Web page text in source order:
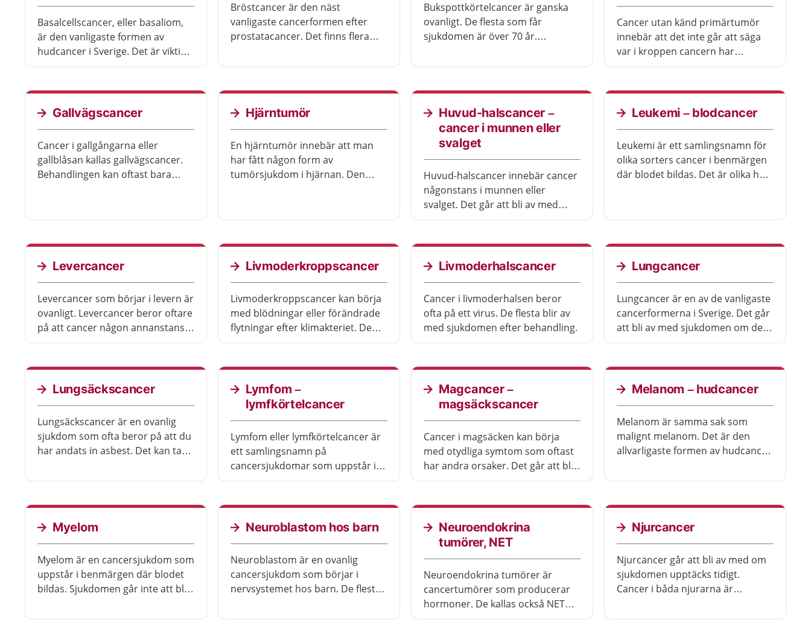
Basalcellscancer, eller basaliom,
är den vanligaste formen av
hudcancer i Sverige. Det är viktigt
livshotande.
Bröstcancer är den näst
vanligaste cancerformen efter
prostatacancer. Det finns flera
sjukdomen upptäcks tidigt.
Bukspottkörtelcancer är ganska
ovanligt. De flesta som får
sjukdomen är över 70 år.
Cancer utan känd primärtumör
innebär att det inte går att säga
var i kroppen cancern har
Gallvägscancer
Cancer i gallgångarna eller
gallblåsan kallas gallvägscancer.
Behandlingen kan oftast bara
Hjärntumör
En hjärntumör innebär att man
har fått någon form av
tumörsjukdom i hjärnan. Den
Huvud-halscancer –
cancer i munnen eller
svalget
Huvud-halscancer innebär cancer
någonstans i munnen eller
svalget. Det går att bli av med
rehabilitering.
Leukemi – blodcancer
Leukemi är ett samlingsnamn för
olika sorters cancer i benmärgen
där blodet bildas. Det är olika hur
Levercancer
Levercancer som börjar i levern är
ovanligt. Levercancer beror oftare
på att cancer någon annanstans i
skiljer sig åt.
Livmoderkroppscancer
Livmoderkroppscancer kan börja
med blödningar eller förändrade
flytningar efter klimakteriet. De
Livmoderhalscancer
Cancer i livmoderhalsen beror
ofta på ett virus. De flesta blir av
med sjukdomen efter behandling.
Lungcancer
Lungcancer är en av de vanligaste
cancerformerna i Sverige. Det går
att bli av med sjukdomen om den
Lungsäckscancer
Lungsäckscancer är en ovanlig
sjukdom som ofta beror på att du
har andats in asbest. Det kan ta
Lymfom –
lymfkörtelcancer
Lymfom eller lymfkörtelcancer är
ett samlingsnamn på
cancersjukdomar som uppstår i
lymfom, men många kan bli av
med sjukdomen.
Magcancer –
magsäckscancer
Cancer i magsäcken kan börja
med otydliga symtom som oftast
har andra orsaker. Det går att bli
Melanom – hudcancer
Melanom är samma sak som
malignt melanom. Det är den
allvarligaste formen av hudcancer.
tidigt blir av med sjukdomen.
Myelom
Myelom är en cancersjukdom som
uppstår i benmärgen där blodet
bildas. Sjukdomen går inte att bli
Neuroblastom hos barn
Neuroblastom är en ovanlig
cancersjukdom som börjar i
nervsystemet hos barn. De flesta
Neuroendokrina
tumörer, NET
Neuroendokrina tumörer är
cancertumörer som producerar
hormoner. De kallas också NET
Njurcancer
Njurcancer går att bli av med om
sjukdomen upptäcks tidigt.
Cancer i båda njurarna är